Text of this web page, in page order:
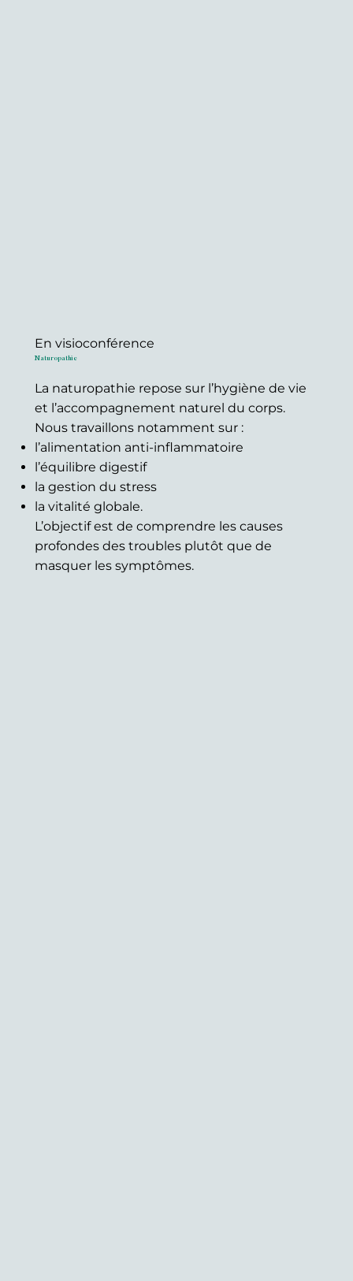
En visioconférence
Naturopathie
La naturopathie repose sur l’hygiène de vie
et l’accompagnement naturel du corps.
Nous travaillons notamment sur :
l’alimentation anti-inflammatoire
l’équilibre digestif
la gestion du stress
la vitalité globale.
L’objectif est de comprendre les causes
profondes des troubles plutôt que de
masquer les symptômes.